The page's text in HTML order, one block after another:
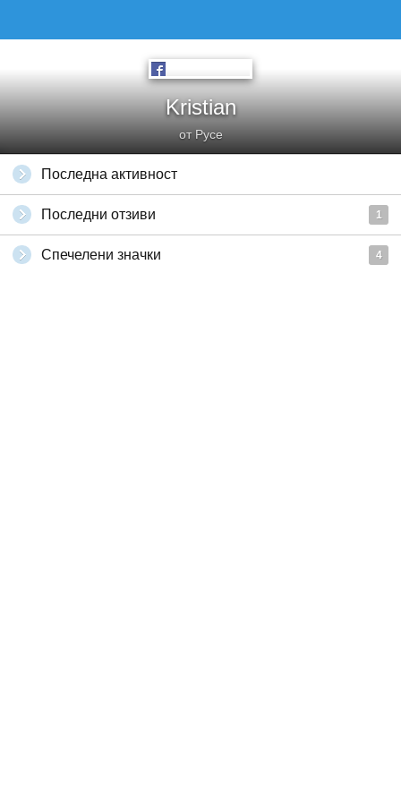
Kristian
от Русе
Последна активност
Последни отзиви 1
Спечелени значки 4